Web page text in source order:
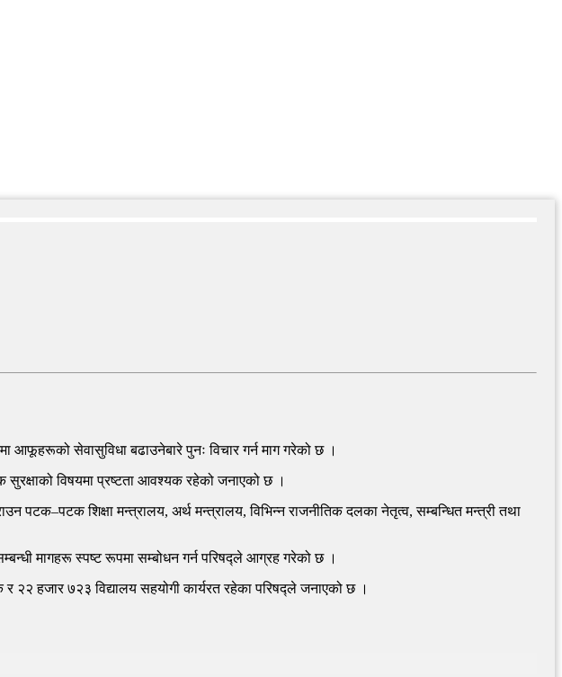
आफूहरूको सेवासुविधा बढाउनेबारे पुनः विचार गर्न माग गरेको छ ।
सुरक्षाको विषयमा प्रष्टता आवश्यक रहेको जनाएको छ ।
गराउन पटक–पटक शिक्षा मन्त्रालय, अर्थ मन्त्रालय, विभिन्न राजनीतिक दलका नेतृत्व, सम्बन्धित मन्त्री तथा
मागहरू स्पष्ट रूपमा सम्बोधन गर्न परिषद्ले आग्रह गरेको छ ।
२२ हजार ७२३ विद्यालय सहयोगी कार्यरत रहेका परिषद्ले जनाएको छ ।